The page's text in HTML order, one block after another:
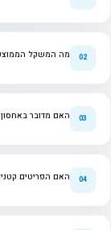
מה המשקל
האם מדובר באחסון
האם הפריטים